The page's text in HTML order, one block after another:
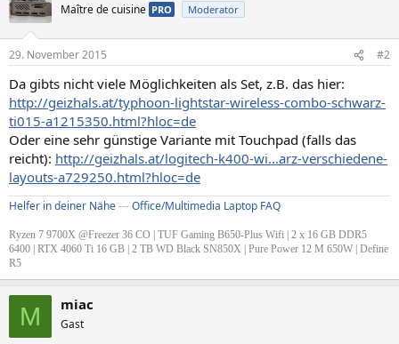
Maître de cuisine PRO Moderator
29. November 2015 #2
Da gibts nicht viele Möglichkeiten als Set, z.B. das hier:
http://geizhals.at/typhoon-lightstar-wireless-combo-schwarz-
ti015-a1215350.html?hloc=de
Oder eine sehr günstige Variante mit Touchpad (falls das
reicht): http://geizhals.at/logitech-k400-wi...arz-verschiedene-
layouts-a729250.html?hloc=de
Helfer in deiner Nähe---Office/Multimedia Laptop FAQ
Ryzen 7 9700X @Freezer 36 CO | TUF Gaming B650-Plus Wifi | 2 x 16 GB DDR5
6400 | RTX 4060 Ti 16 GB | 2 TB WD Black SN850X | Pure Power 12 M 650W | Define
R5
M miac
Gast